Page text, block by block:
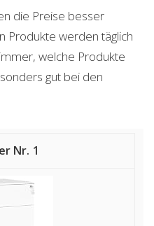
die Preise besser
Produkte werden täglich
welche Produkte
gut bei den
1